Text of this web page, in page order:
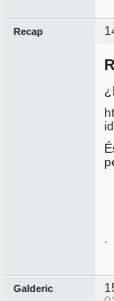
Recap
Galderic